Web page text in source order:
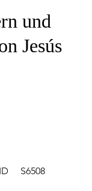
und
Jesús
S6508